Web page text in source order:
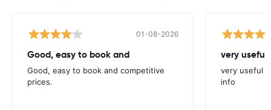
01-08-2026
Good, easy to book and
Good, easy to book and competitive
prices.
very useful
very useful
info